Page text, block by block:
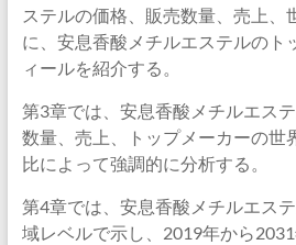
ステルの価格、販売数量、売上、
に、安息香酸メチルエステルのト
ィールを紹介する。
第3章では、安息香酸メチルエス
数量、売上、トップメーカーの世
比によって強調的に分析する。
第4章では、安息香酸メチルエス
域レベルで示し、2019年から